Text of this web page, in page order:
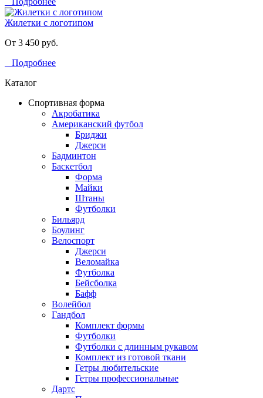
Жилетки с логотипом
От 3 450 руб.
Подробнее
Каталог
Спортивная форма
Акробатика
Американский футбол
Бриджи
Джерси
Бадминтон
Баскетбол
Форма
Майки
Штаны
Футболки
Бильярд
Боулинг
Велоспорт
Джерси
Веломайка
Футболка
Бейсболка
Бафф
Волейбол
Гандбол
Комплект формы
Футболки
Футболки с длинным рукавом
Комплект из готовой ткани
Гетры любительские
Гетры профессиональные
Дартс